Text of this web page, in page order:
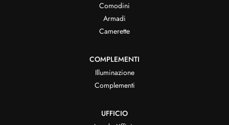
Comodini
Armadi
Camerette
COMPLEMENTI
Illuminazione
Complementi
UFFICIO